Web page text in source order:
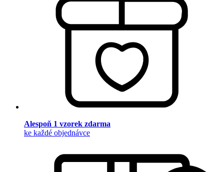
Alespoň 1 vzorek zdarma
ke každé objednávce